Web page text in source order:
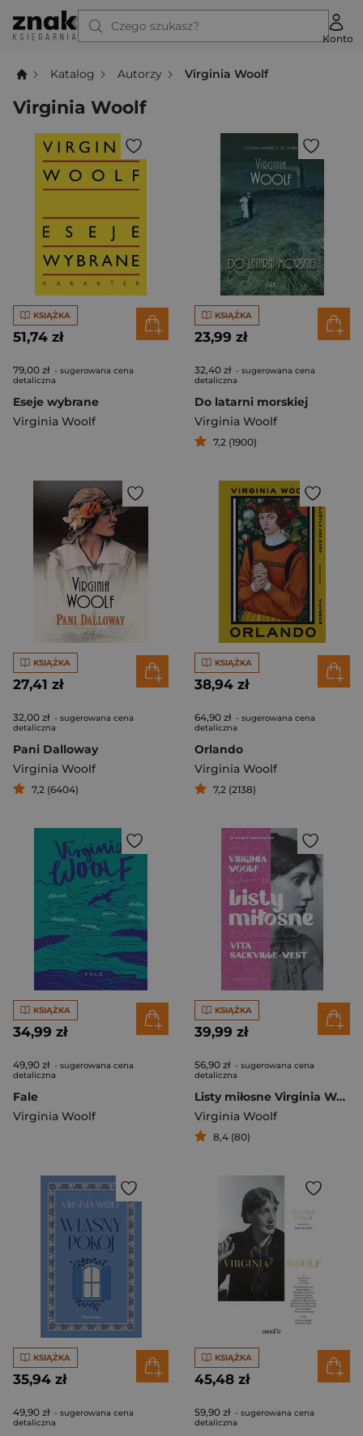
Czego szukasz?
Konto
Katalog Autorzy Virginia Woolf
Virginia Woolf
KSIĄŻKA
51,74 zł
79,00 zł - sugerowana cena
detaliczna
Eseje wybrane
Virginia Woolf
KSIĄŻKA
23,99 zł
32,40 zł - sugerowana cena
detaliczna
Do latarni morskiej
Virginia Woolf
7,2 (1900)
KSIĄŻKA
27,41 zł
32,00 zł - sugerowana cena
detaliczna
Pani Dalloway
Virginia Woolf
7,2 (6404)
KSIĄŻKA
38,94 zł
64,90 zł - sugerowana cena
detaliczna
Orlando
Virginia Woolf
7,2 (2138)
KSIĄŻKA
34,99 zł
49,90 zł - sugerowana cena
detaliczna
Fale
Virginia Woolf
KSIĄŻKA
39,99 zł
56,90 zł - sugerowana cena
detaliczna
Listy miłosne Virginia Woolf i Vita Sackville-West
Virginia Woolf
8,4 (80)
KSIĄŻKA
35,94 zł
49,90 zł - sugerowana cena
detaliczna
KSIĄŻKA
45,48 zł
59,90 zł - sugerowana cena
detaliczna